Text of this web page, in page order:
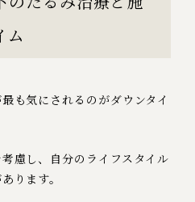
ム
も気にされるのがダウンタイ
慮し、自分のライフスタイル
ります。